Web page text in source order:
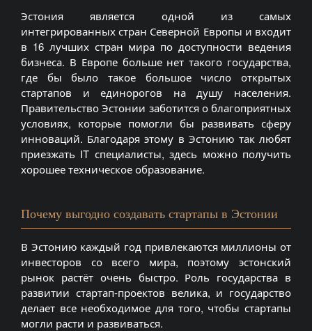
Эстония является одной из самых
интегрированных стран Северной Европы и входит
в 16 лучших стран мира по доступности ведения
бизнеса. В Европе больше нет такого государства,
где бы было такое большое число открытых
стартапов и единорогов на душу населения.
Правительство Эстонии заботится о благоприятных
условиях, которые помогли бы развивать сферу
инноваций. Благодаря этому в Эстонию так любят
приезжать IT специалисты, здесь можно получить
хорошее техническое образование.
Почему выгодно создавать стартапы в Эстонии
В Эстонию каждый год привлекаются миллионы от
инвесторов со всего мира, поэтому эстонский
рынок растёт очень быстро. Роль государства в
развитии стартап-проектов велика, и государство
делает все необходимое для того, чтобы стартапы
могли расти и развиваться.